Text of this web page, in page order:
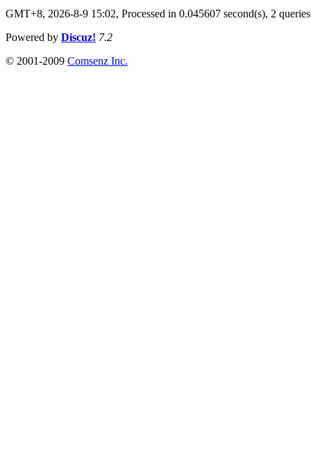
GMT+8, 2026-8-9 15:02, Processed in 0.045607 second(s), 2 queries
Powered by Discuz! 7.2
© 2001-2009 Comsenz Inc.